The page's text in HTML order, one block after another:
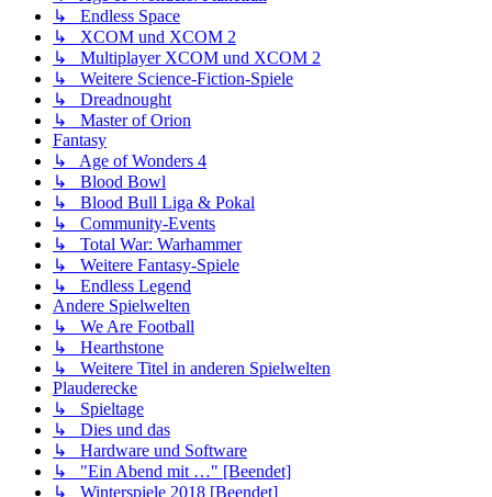
↳ Endless Space
↳ XCOM und XCOM 2
↳ Multiplayer XCOM und XCOM 2
↳ Weitere Science-Fiction-Spiele
↳ Dreadnought
↳ Master of Orion
Fantasy
↳ Age of Wonders 4
↳ Blood Bowl
↳ Blood Bull Liga & Pokal
↳ Community-Events
↳ Total War: Warhammer
↳ Weitere Fantasy-Spiele
↳ Endless Legend
Andere Spielwelten
↳ We Are Football
↳ Hearthstone
↳ Weitere Titel in anderen Spielwelten
Plauderecke
↳ Spieltage
↳ Dies und das
↳ Hardware und Software
↳ "Ein Abend mit …" [Beendet]
↳ Winterspiele 2018 [Beendet]